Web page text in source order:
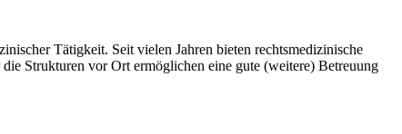
Tätigkeit. Seit vielen Jahren bieten rechtsmedizinische
Strukturen vor Ort ermöglichen eine gute (weitere) Betreuung